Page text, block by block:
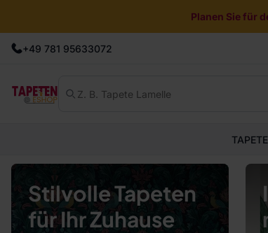
Planen Sie für
+49 781 95633072
Stilvolle Tapeten
für Ihr Zuhause